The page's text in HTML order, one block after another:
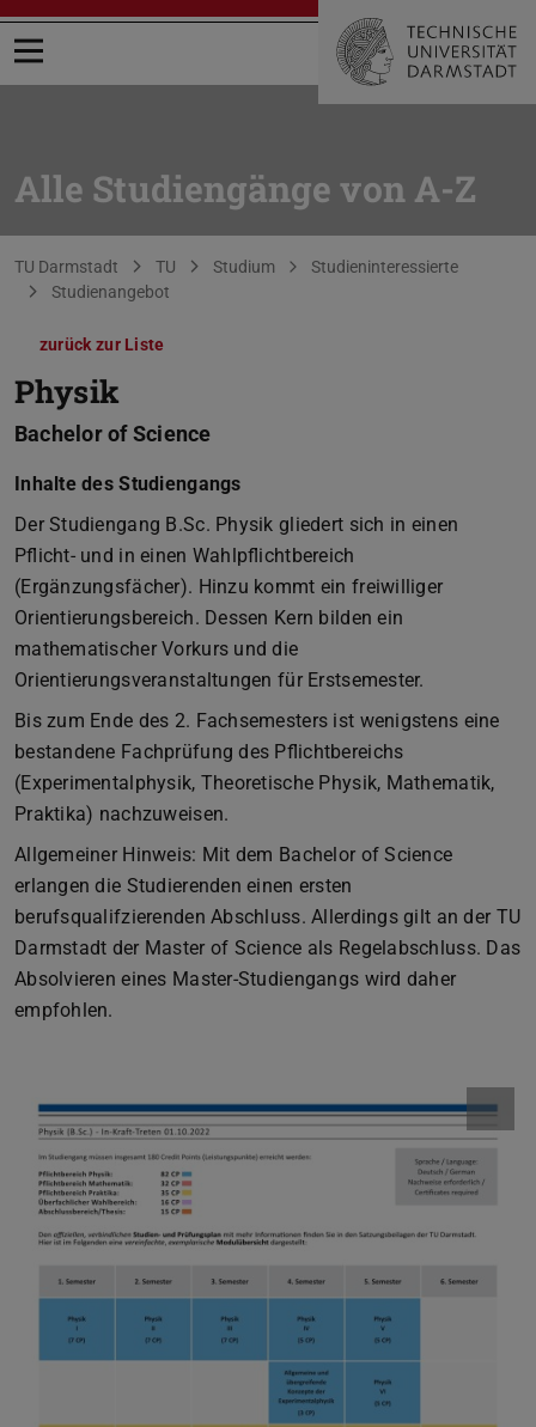
Menü öffnen
Alle Studiengänge von A-Z
Sie befinden sich hier:
TU Darmstadt TU Studium
Studieninteressierte
Studienangebot
zurück zur Liste
Physik
Bachelor of Science
Inhalte des Studiengangs
Der Studiengang B.Sc. Physik gliedert sich in einen
Pflicht- und in einen Wahlpflichtbereich
(Ergänzungsfächer). Hinzu kommt ein freiwilliger
Orientierungsbereich. Dessen Kern bilden ein
mathematischer Vorkurs und die
Orientierungsveranstaltungen für Erstsemester.
Bis zum Ende des 2. Fachsemesters ist wenigstens eine
bestandene Fachprüfung des Pflichtbereichs
(Experimentalphysik, Theoretische Physik, Mathematik,
Praktika) nachzuweisen.
Allgemeiner Hinweis: Mit dem Bachelor of Science
erlangen die Studierenden einen ersten
berufsqualifzierenden Abschluss. Allerdings gilt an der TU
Darmstadt der Master of Science als Regelabschluss. Das
Absolvieren eines Master-Studiengangs wird daher
empfohlen.